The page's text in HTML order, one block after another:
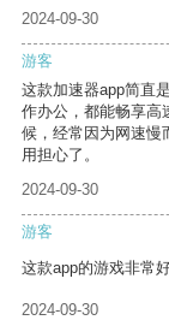
2024-09-30
游客
这款加速器app简直
作办公，都能畅享高
候，经常因为网速慢
用担心了。
2024-09-30
游客
这款app的游戏非常
2024-09-30